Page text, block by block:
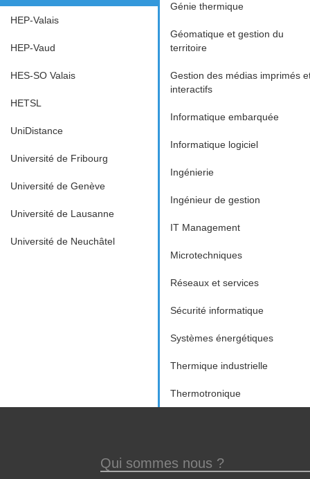
HEP-Valais
HEP-Vaud
HES-SO Valais
HETSL
UniDistance
Université de Fribourg
Université de Genève
Université de Lausanne
Université de Neuchâtel
Génie thermique
Géomatique et gestion du
territoire
Gestion des médias imprimés
interactifs
Informatique embarquée
Informatique logiciel
Ingénierie
Ingénieur de gestion
IT Management
Microtechniques
Réseaux et services
Sécurité informatique
Systèmes énergétiques
Thermique industrielle
Thermotronique
Qui sommes nous ?